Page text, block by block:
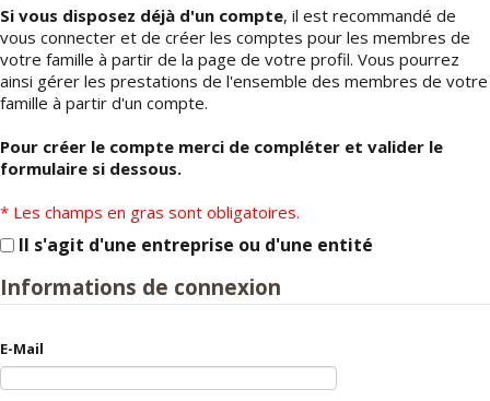
Si vous disposez déjà d'un compte, il est recommandé de
vous connecter et de créer les comptes pour les membres de
votre famille à partir de la page de votre profil. Vous pourrez
ainsi gérer les prestations de l'ensemble des membres de votre
famille à partir d'un compte.
Pour créer le compte merci de compléter et valider le
formulaire si dessous.
* Les champs en gras sont obligatoires.
Il s'agit d'une entreprise ou d'une entité
Informations de connexion
E-Mail